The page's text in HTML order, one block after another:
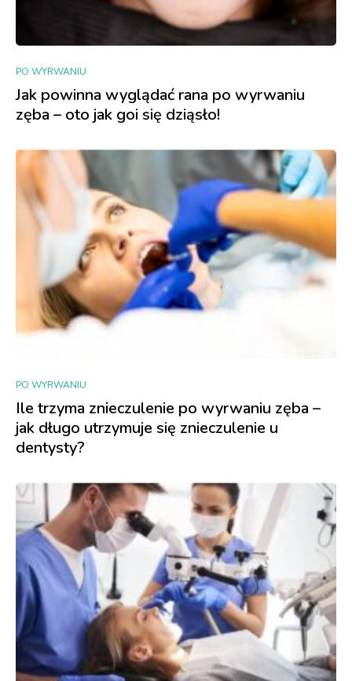
PO WYRWANIU
Jak powinna wyglądać rana po wyrwaniu
zęba – oto jak goi się dziąsło!
PO WYRWANIU
Ile trzyma znieczulenie po wyrwaniu zęba –
jak długo utrzymuje się znieczulenie u
dentysty?